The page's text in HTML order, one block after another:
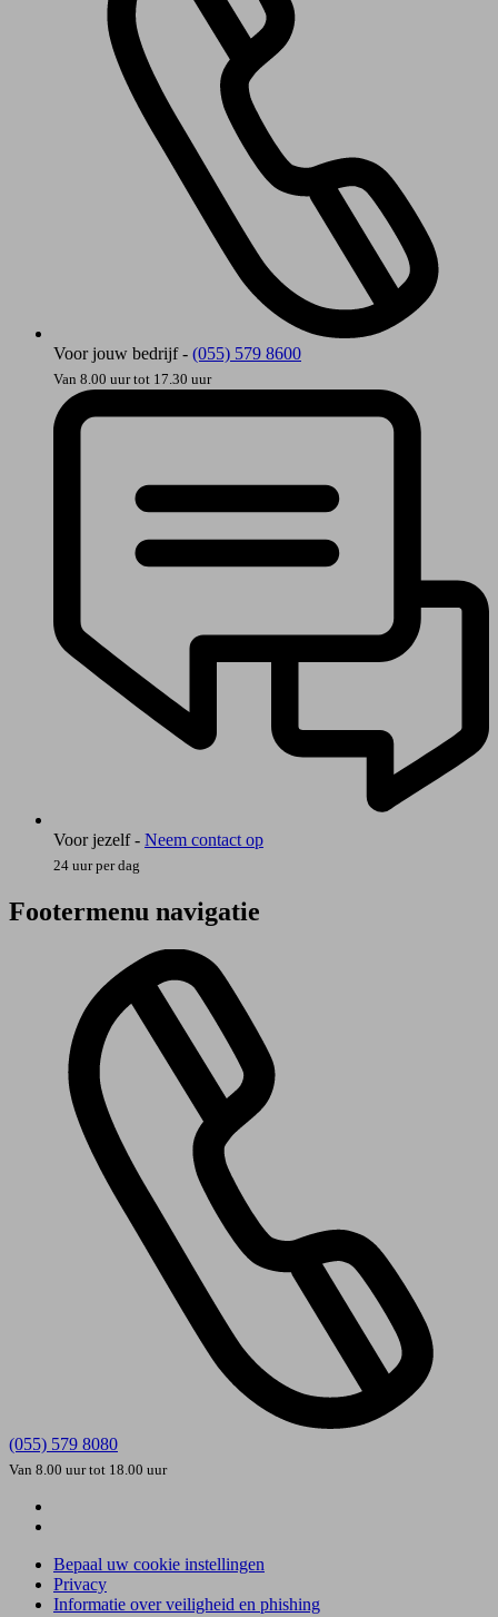
Voor jouw bedrijf - (055) 579 8600
Van 8.00 uur tot 17.30 uur
Voor jezelf - Neem contact op
24 uur per dag
Footermenu navigatie
(055) 579 8080
Van 8.00 uur tot 18.00 uur
Bepaal uw cookie instellingen
Privacy
Informatie over veiligheid en phishing